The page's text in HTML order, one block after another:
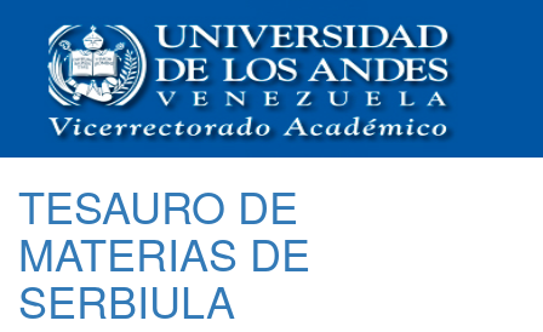
TESAURO DE
MATERIAS DE
SERBIULA